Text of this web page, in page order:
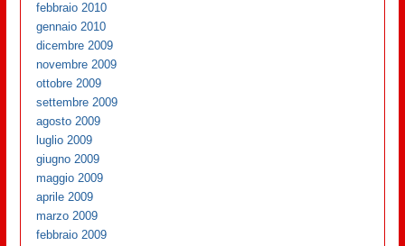
febbraio 2010
gennaio 2010
dicembre 2009
novembre 2009
ottobre 2009
settembre 2009
agosto 2009
luglio 2009
giugno 2009
maggio 2009
aprile 2009
marzo 2009
febbraio 2009